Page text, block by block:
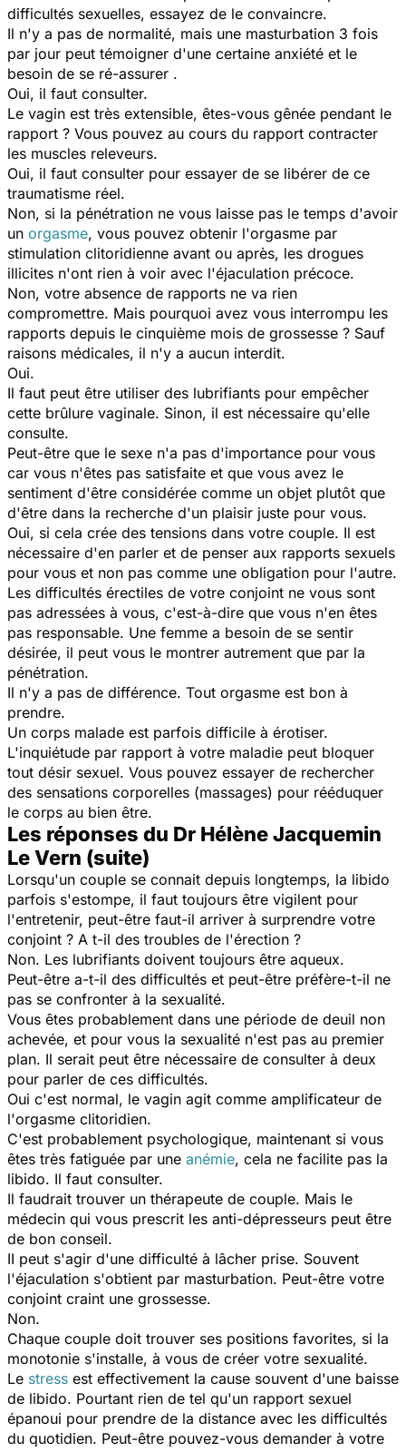
difficultés sexuelles, essayez de le convaincre.
Il n'y a pas de normalité, mais une masturbation 3 fois
par jour peut témoigner d'une certaine anxiété et le
besoin de se ré-assurer .
Oui, il faut consulter.
Le vagin est très extensible, êtes-vous gênée pendant le
rapport ? Vous pouvez au cours du rapport contracter
les muscles releveurs.
Oui, il faut consulter pour essayer de se libérer de ce
traumatisme réel.
Non, si la pénétration ne vous laisse pas le temps d'avoir
un orgasme, vous pouvez obtenir l'orgasme par
stimulation clitoridienne avant ou après, les drogues
illicites n'ont rien à voir avec l'éjaculation précoce.
Non, votre absence de rapports ne va rien
compromettre. Mais pourquoi avez vous interrompu les
rapports depuis le cinquième mois de grossesse ? Sauf
raisons médicales, il n'y a aucun interdit.
Oui.
Il faut peut être utiliser des lubrifiants pour empêcher
cette brûlure vaginale. Sinon, il est nécessaire qu'elle
consulte.
Peut-être que le sexe n'a pas d'importance pour vous
car vous n'êtes pas satisfaite et que vous avez le
sentiment d'être considérée comme un objet plutôt que
d'être dans la recherche d'un plaisir juste pour vous.
Oui, si cela crée des tensions dans votre couple. Il est
nécessaire d'en parler et de penser aux rapports sexuels
pour vous et non pas comme une obligation pour l'autre.
Les difficultés érectiles de votre conjoint ne vous sont
pas adressées à vous, c'est-à-dire que vous n'en êtes
pas responsable. Une femme a besoin de se sentir
désirée, il peut vous le montrer autrement que par la
pénétration.
Il n'y a pas de différence. Tout orgasme est bon à
prendre.
Un corps malade est parfois difficile à érotiser.
L'inquiétude par rapport à votre maladie peut bloquer
tout désir sexuel. Vous pouvez essayer de rechercher
des sensations corporelles (massages) pour rééduquer
le corps au bien être.
Les réponses du Dr Hélène Jacquemin
Le Vern (suite)
Lorsqu'un couple se connait depuis longtemps, la libido
parfois s'estompe, il faut toujours être vigilent pour
l'entretenir, peut-être faut-il arriver à surprendre votre
conjoint ? A t-il des troubles de l'érection ?
Non. Les lubrifiants doivent toujours être aqueux.
Peut-être a-t-il des difficultés et peut-être préfère-t-il ne
pas se confronter à la sexualité.
Vous êtes probablement dans une période de deuil non
achevée, et pour vous la sexualité n'est pas au premier
plan. Il serait peut être nécessaire de consulter à deux
pour parler de ces difficultés.
Oui c'est normal, le vagin agit comme amplificateur de
l'orgasme clitoridien.
C'est probablement psychologique, maintenant si vous
êtes très fatiguée par une anémie, cela ne facilite pas la
libido. Il faut consulter.
Il faudrait trouver un thérapeute de couple. Mais le
médecin qui vous prescrit les anti-dépresseurs peut être
de bon conseil.
II peut s'agir d'une difficulté à lâcher prise. Souvent
l'éjaculation s'obtient par masturbation. Peut-être votre
conjoint craint une grossesse.
Non.
Chaque couple doit trouver ses positions favorites, si la
monotonie s'installe, à vous de créer votre sexualité.
Le stress est effectivement la cause souvent d'une baisse
de libido. Pourtant rien de tel qu'un rapport sexuel
épanoui pour prendre de la distance avec les difficultés
du quotidien. Peut-être pouvez-vous demander à votre